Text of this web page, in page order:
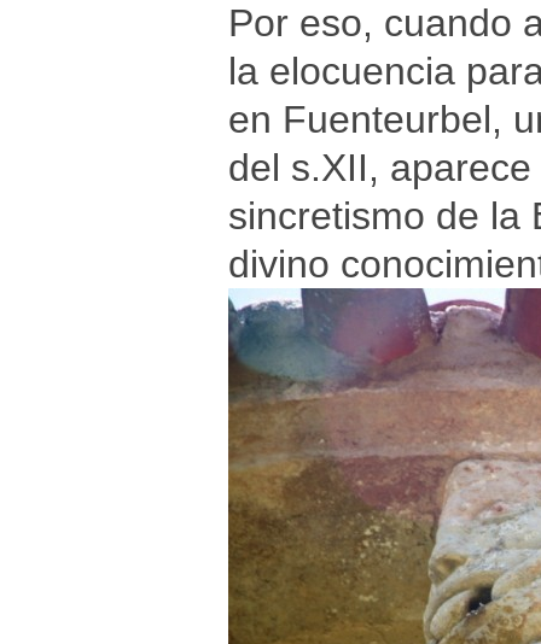
Por eso, cuando
la elocuencia
en Fuenteurbel,
del s.XII,
sincretismo de la
divino